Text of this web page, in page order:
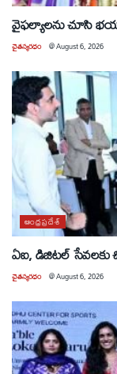
వైఫల్యాలను చూసి
చైతన్యరధం @August 6, 2026
ఆంధ్రప్రదేశ్
ఏఐ, డిజిటల్
చైతన్యరధం @August 6, 2026